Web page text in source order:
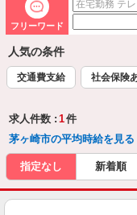
フリーワード
人気の条件
交通費支給 社会保険
求人件数 : 1件
茅ヶ崎市の平均時給を見る
指定なし 新着順